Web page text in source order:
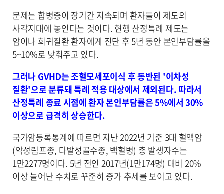
문제는 합병증이 장기간 지속되며 환자들이 제도의
사각지대에 놓인다는 것이다. 현행 산정특례 제도는
암이나 희귀질환 환자에게 진단 후 5년 동안 본인부담률을
5~10%로 낮춰주고 있다.
그러나 GVHD는 조혈모세포이식 후 동반된 '이차성
질환'으로 분류돼 특례 적용 대상에서 제외된다. 따라서
산정특례 종료 시점에 환자 본인부담률은 5%에서 30%
이상으로 급격히 상승한다.
국가암등록통계에 따르면 지난 2022년 기준 3대 혈액암
(악성림프종, 다발성골수종, 백혈병) 총 발생자수는
1만2277명이다. 5년 전인 2017년(1만174명) 대비 20%
이상 늘어난 수치로 꾸준히 증가 추세를 보이고 있다.